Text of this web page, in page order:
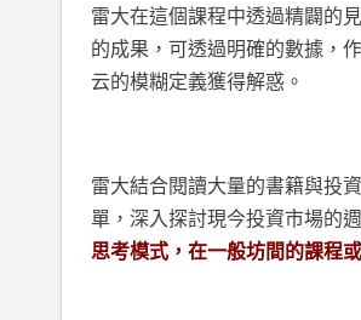
雷大在這個課程中透過精闢的
的成果，可透過明確的數據，
云的模糊定義獲得解惑。
雷大結合閱讀大量的書籍與投
單，深入探討現今投資市場的
思考模式，在一般坊間的課程